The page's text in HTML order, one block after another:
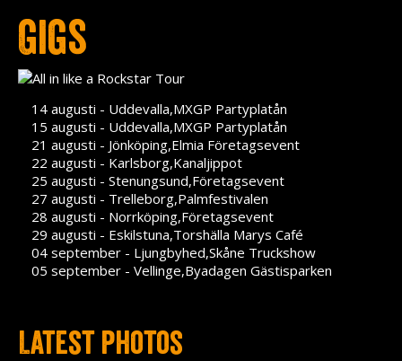
Teknik
Contact
Gigs
14 augusti - Uddevalla,MXGP Partyplatån
15 augusti - Uddevalla,MXGP Partyplatån
21 augusti - Jönköping,Elmia Företagsevent
22 augusti - Karlsborg,Kanaljippot
25 augusti - Stenungsund,Företagsevent
27 augusti - Trelleborg,Palmfestivalen
28 augusti - Norrköping,Företagsevent
29 augusti - Eskilstuna,Torshälla Marys Café
04 september - Ljungbyhed,Skåne Truckshow
05 september - Vellinge,Byadagen Gästisparken
Latest photos